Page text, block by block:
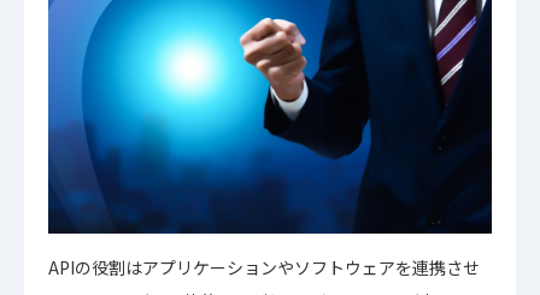
APIの役割はアプリケーションやソフトウェアを連携させ